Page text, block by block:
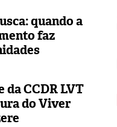
quando a
faz
CCDR LVT
do Viver